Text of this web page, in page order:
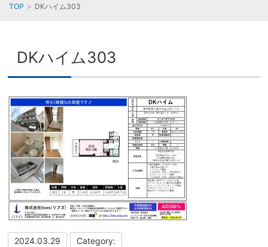
TOP DKハイム303
DKハイム303
2024.03.29 Category: